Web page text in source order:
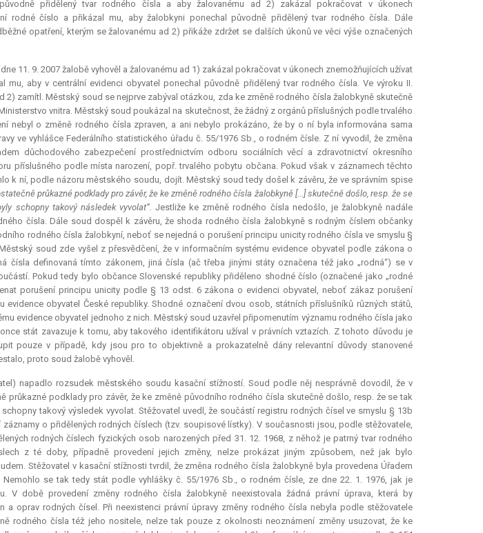
přidělený tvar rodného čísla a aby žalovanému ad 2) zakázal pokračovat v úkonech
rodné číslo a přikázal mu, aby žalobkyni ponechal původně přidělený tvar rodného čísla. Dále
opatření, kterým se žalovanému ad 2) přikáže zdržet se dalších úkonů ve věci výše označených
11. 9. 2007 žalobě vyhověl a žalovanému ad 1) zakázal pokračovat v úkonech znemožňujících užívat
mu, aby v centrální evidenci obyvatel ponechal původně přidělený tvar rodného čísla. Ve výroku II.
2) zamítl. Městský soud se nejprve zabýval otázkou, zda ke změně rodného čísla žalobkyně skutečně
vnitra. Městský soud poukázal na skutečnost, že žádný z orgánů příslušných podle trvalého
nebyl o změně rodného čísla zpraven, a ani nebylo prokázáno, že by o ní byla informována sama
ve vyhlášce Federálního statistického úřadu č. 55/1976 Sb., o rodném čísle. Z ní vyvodil, že změna
důchodového zabezpečení prostřednictvím odboru sociálních věcí a zdravotnictví okresního
příslušného podle místa narození, popř. trvalého pobytu občana. Pokud však v záznamech těchto
k ní, podle názoru městského soudu, dojít. Městský soud tedy došel k závěru, že ve správním spise
průkazné podklady pro závěr, že ke změně rodného čísla žalobkyně [...] skutečně došlo, resp. že se
schopny takový následek vyvolat“. Jestliže ke změně rodného čísla nedošlo, je žalobkyně nadále
čísla. Dále soud dospěl k závěru, že shoda rodného čísla žalobkyně s rodným číslem občanky
rodného čísla žalobkyní, neboť se nejedná o porušení principu unicity rodného čísla ve smyslu §
soud zde vyšel z přesvědčení, že v informačním systému evidence obyvatel podle zákona o
čísla definovaná tímto zákonem, jiná čísla (ač třeba jinými státy označena též jako „rodná“) se v
Pokud tedy bylo občance Slovenské republiky přiděleno shodné číslo (označené jako „rodné
porušení principu unicity podle § 13 odst. 6 zákona o evidenci obyvatel, neboť zákaz porušení
obyvatel České republiky. Shodné označení dvou osob, státních příslušníků různých států,
evidence obyvatel jednoho z nich. Městský soud uzavřel připomenutím významu rodného čísla jako
stát zavazuje k tomu, aby takového identifikátoru užíval v právních vztazích. Z tohoto důvodu je
pouze v případě, kdy jsou pro to objektivně a prokazatelně dányrelevantní důvody stanovené
proto soud žalobě vyhověl.
napadlo rozsudek městského soudu kasační stížností. Soud podle něj nesprávně dovodil, že v
průkazné podklady pro závěr, že ke změně původního rodného čísla skutečně došlo, resp. že se tak
takový výsledek vyvolat. Stěžovatel uvedl, že součástí registru rodných čísel ve smyslu § 13b
o přidělených rodných číslech (tzv. soupisové lístky). V současnosti jsou, podle stěžovatele,
rodných číslech fyzických osob narozených před 31. 12. 1968, z něhož je patrný tvar rodného
z té doby, případně provedení jejich změny, nelze prokázat jiným způsobem, než jak bylo
Stěžovatel v kasační stížnosti tvrdil, že změna rodného čísla žalobkyně byla provedena Úřadem
Nemohlo se tak tedy stát podle vyhlášky č. 55/1976 Sb., o rodném čísle, ze dne 22. 1. 1976, jak je
V době provedení změny rodného čísla žalobkyně neexistovala žádná právní úprava, která by
a oprav rodných čísel. Při neexistenci právní úpravy změny rodného čísla nebyla podle stěžovatele
rodného čísla též jeho nositele, nelze tak pouze z okolnosti neoznámení změny usuzovat, že ke